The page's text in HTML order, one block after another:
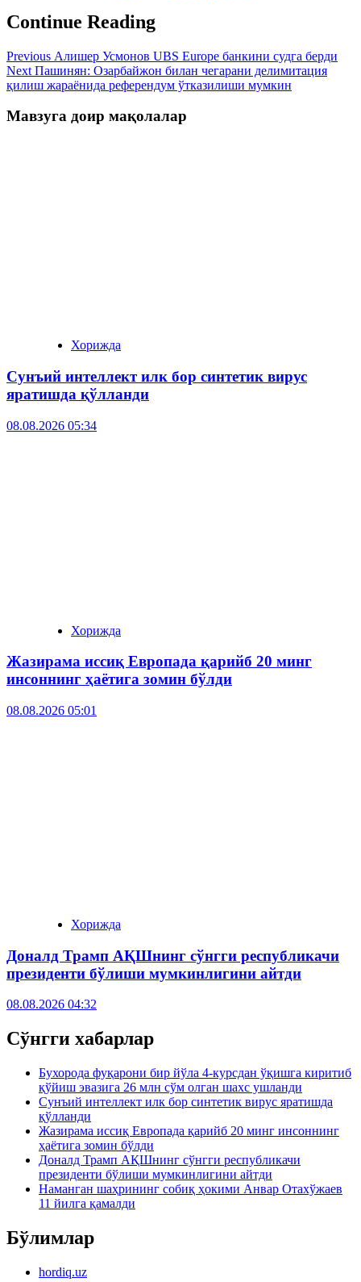
Continue Reading
Previous Алишер Усмонов UBS Europe банкини судга берди
Next Пашинян: Озарбайжон билан чегарани делимитация
қилиш жараёнида референдум ўтказилиши мумкин
Мавзуга доир мақолалар
Хорижда
Сунъий интеллект илк бор синтетик вирус
яратишда қўлланди
08.08.2026 05:34
Хорижда
Жазирама иссиқ Европада қарийб 20 минг
инсоннинг ҳаётига зомин бўлди
08.08.2026 05:01
Хорижда
Доналд Трамп АҚШнинг сўнгги республикачи
президенти бўлиши мумкинлигини айтди
08.08.2026 04:32
Сўнгги хабарлар
Бухорода фуқарони бир йўла 4-курсдан ўқишга киритиб
қўйиш эвазига 26 млн сўм олган шахс ушланди
Сунъий интеллект илк бор синтетик вирус яратишда
қўлланди
Жазирама иссиқ Европада қарийб 20 минг инсоннинг
ҳаётига зомин бўлди
Доналд Трамп АҚШнинг сўнгги республикачи
президенти бўлиши мумкинлигини айтди
Наманган шаҳрининг собиқ ҳокими Анвар Отахўжаев
11 йилга қамалди
Бўлимлар
hordiq.uz